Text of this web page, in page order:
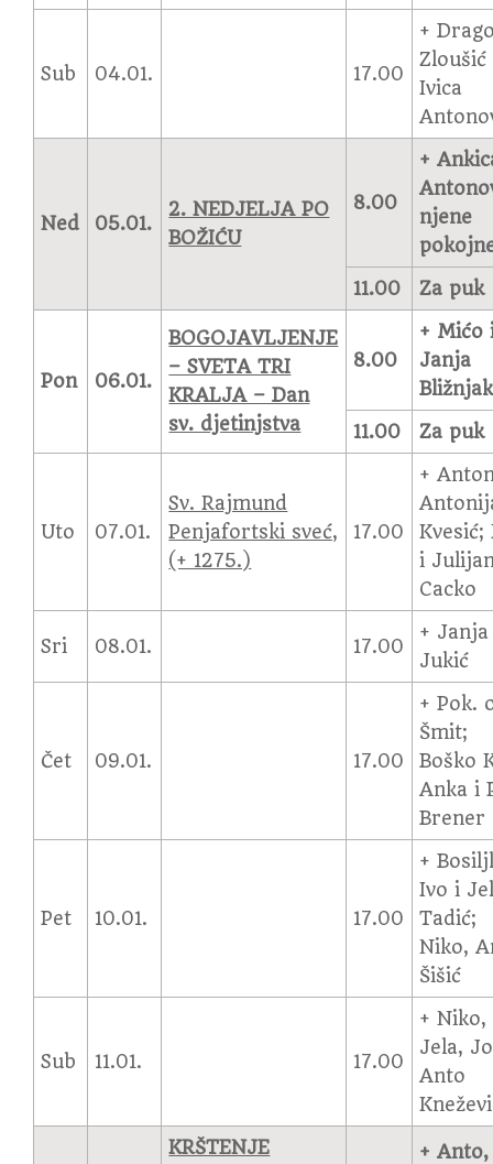
Sub 04.01. 17.00
+
Zloušić
Ivica
Ned 05.01.
2. NEDJELJA PO
BOŽIĆU
8.00
+
njene
11.00
Za puk
Pon 06.01.
BOGOJAVLJENJE
– SVETA TRI
KRALJA – Dan
sv. djetinjstva
8.00
+ Mićo
Janja
11.00
Za puk
Uto 07.01.
Sv. Rajmund
Penjafortski sveć,
(+ 1275.)
17.00
+
Kvesić;
i
Cacko
Sri 08.01. 17.00
+ Janja
Jukić
Čet 09.01. 17.00
+ Pok.
Šmit;
Boško
Anka i
Brener
Pet 10.01. 17.00
+
Ivo i
Tadić;
Niko,
Šišić
Sub 11.01. 17.00
+ Niko,
Jela,
Anto
KRŠTENJE
+ Anto,